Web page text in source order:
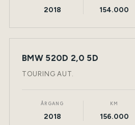
2018 154.000
NY BIL
BMW 520D 2,0 5D
TOURING AUT.
ÅRGANG
2018
KM
156.000